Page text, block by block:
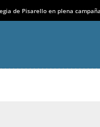
de Pisarello en plena campaña